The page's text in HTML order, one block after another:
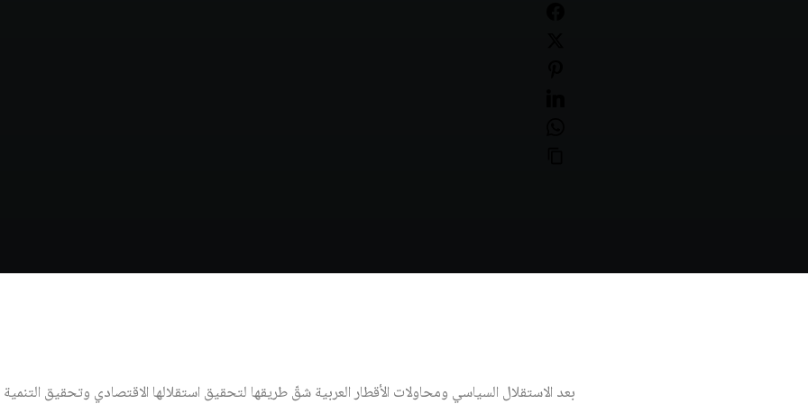
بعد الاستقلال السياسي ومحاولات الأقطار العربية شقّ طريقها لتحقيق استقلالها الاقتصادي وتحقيق